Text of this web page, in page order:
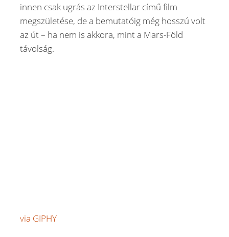
innen csak ugrás az Interstellar című film
megszületése, de a bemutatóig még hosszú volt
az út – ha nem is akkora, mint a Mars-Föld
távolság.
via GIPHY